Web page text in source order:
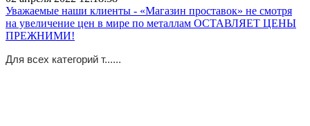
Уважаемые наши клиенты - «Магазин проставок» не смотря
на увеличение цен в мире по металлам ОСТАВЛЯЕТ ЦЕНЫ
ПРЕЖНИМИ!
Для всех категорий т......